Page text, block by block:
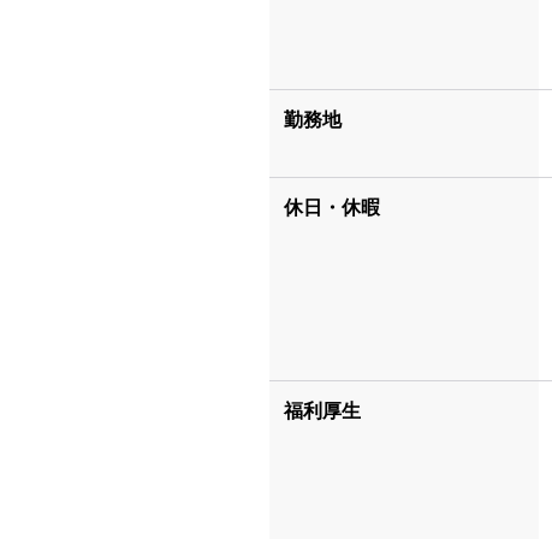
勤務地
休日・休暇
福利厚生